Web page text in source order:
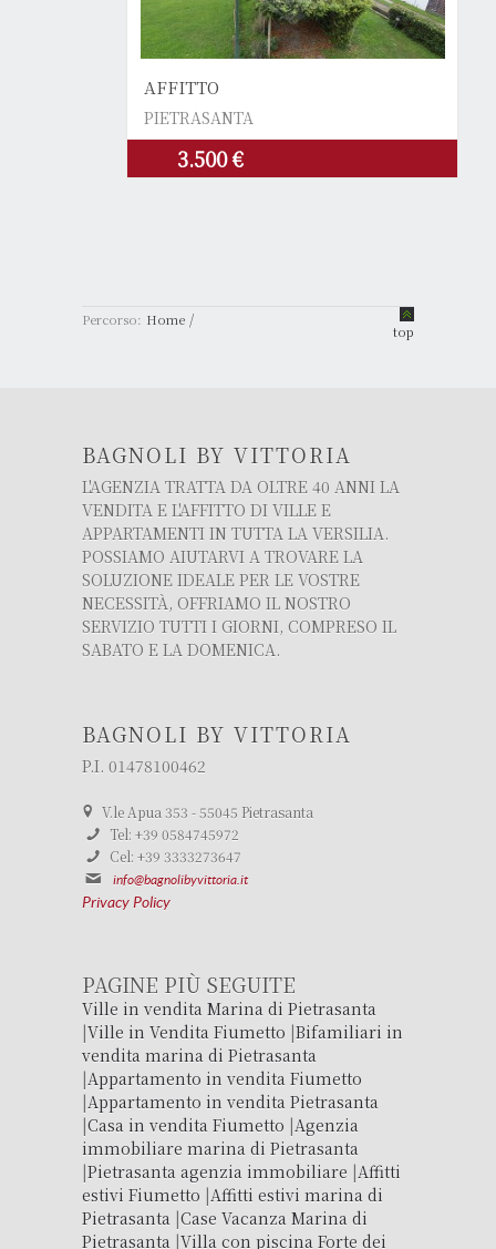
AFFITTO
PIETRASANTA
3.500 €
Percorso: Home /
top
BAGNOLI BY VITTORIA
L'AGENZIA TRATTA DA OLTRE 40 ANNI LA
VENDITA E L'AFFITTO DI VILLE E
APPARTAMENTI IN TUTTA LA VERSILIA.
POSSIAMO AIUTARVI A TROVARE LA
SOLUZIONE IDEALE PER LE VOSTRE
NECESSITÀ, OFFRIAMO IL NOSTRO
SERVIZIO TUTTI I GIORNI, COMPRESO IL
SABATO E LA DOMENICA.
BAGNOLI BY VITTORIA
P.I. 01478100462
V.le Apua 353 - 55045 Pietrasanta
Tel: +39 0584745972
Cel: +39 3333273647
info@bagnolibyvittoria.it
Privacy Policy
PAGINE PIÙ SEGUITE
Ville in vendita Marina di Pietrasanta
|Ville in Vendita Fiumetto |Bifamiliari in
vendita marina di Pietrasanta
|Appartamento in vendita Fiumetto
|Appartamento in vendita Pietrasanta
|Casa in vendita Fiumetto |Agenzia
immobiliare marina di Pietrasanta
|Pietrasanta agenzia immobiliare |Affitti
estivi Fiumetto |Affitti estivi marina di
Pietrasanta |Case Vacanza Marina di
Pietrasanta |Villa con piscina Forte dei